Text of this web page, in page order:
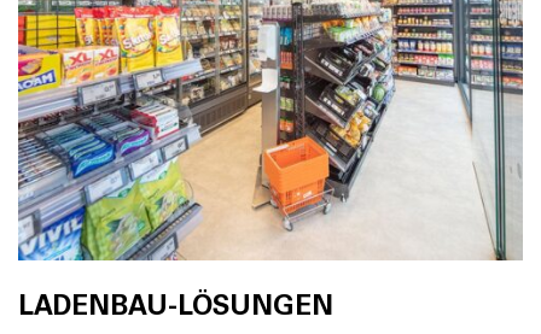
LADENBAU-LÖSUNGEN